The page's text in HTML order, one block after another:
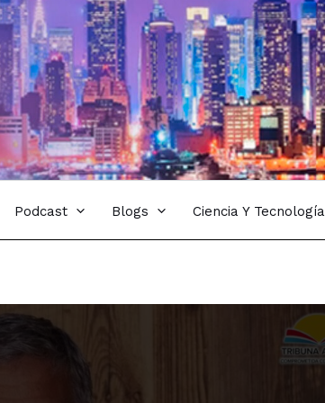
Podcast Blogs Ciencia Y Tecnología